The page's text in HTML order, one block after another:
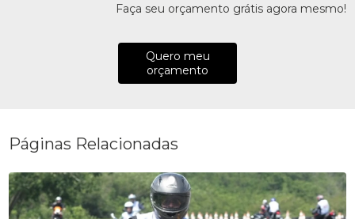
Faça seu orçamento grátis agora mesmo!
Quero meu
orçamento
Páginas Relacionadas